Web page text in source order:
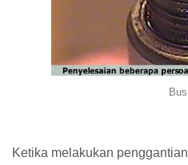
Busi
Ketika melakukan